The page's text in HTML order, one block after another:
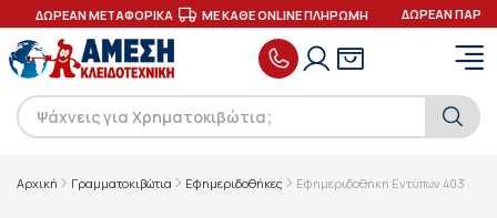
ΔΩΡΕΑΝ ΜΕΤΑΦΟΡΙΚΑ ΜΕ ΚΑΘΕ ONLINE ΠΛΗΡΩΜΗ ΔΩΡΕΑΝ
Αρχική Γραμματοκιβώτια Εφημεριδοθήκες Εφημεριδοθήκη Εντύπων 403